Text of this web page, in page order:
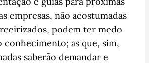
empresas, não acostumadas
podem ter medo
conhecimento; as que, sim,
saberão demandar e